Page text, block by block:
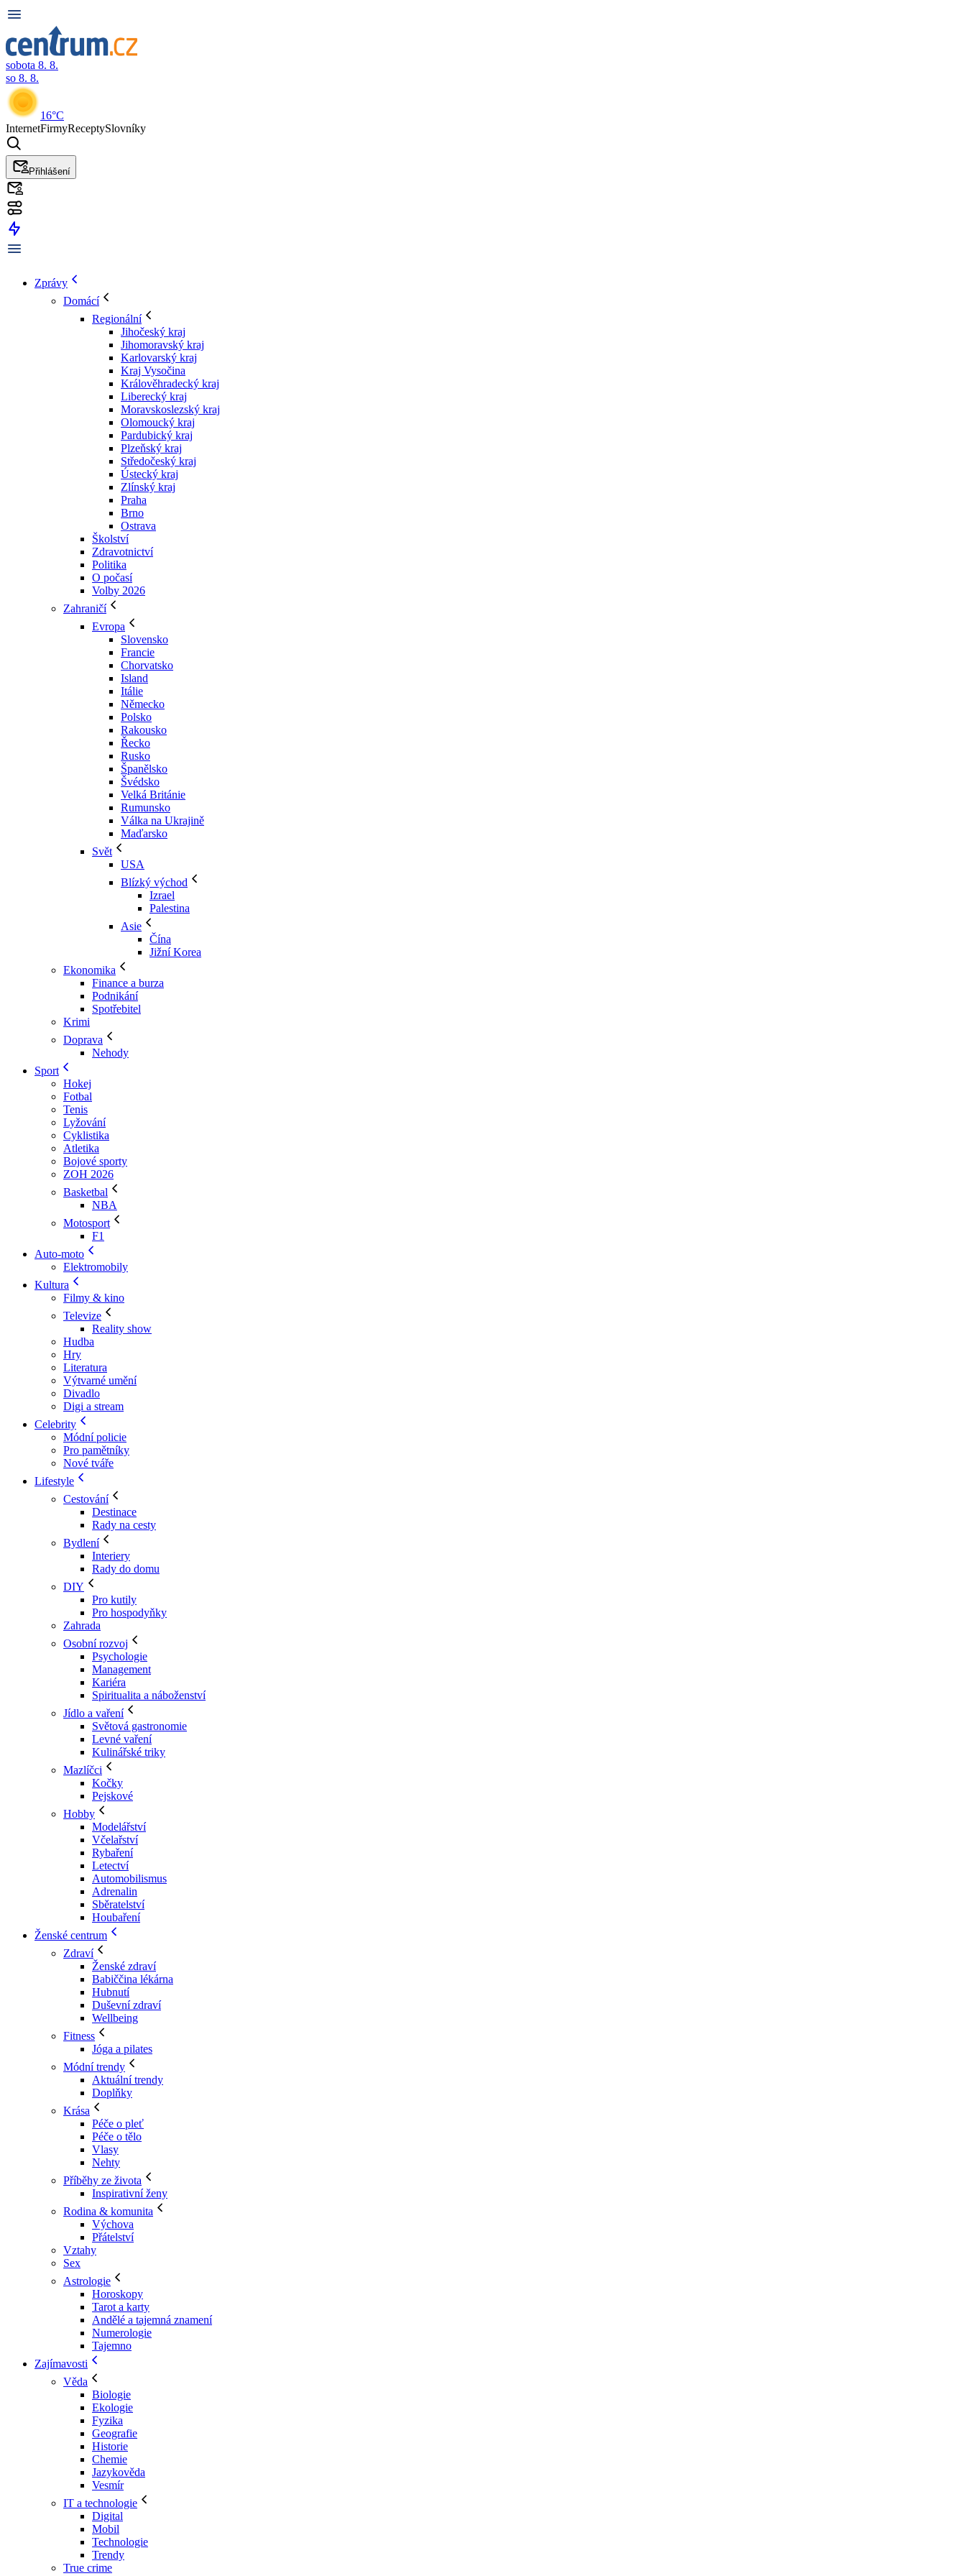
sobota 8. 8.
so 8. 8.
16°C
InternetFirmyReceptySlovníky
Přihlášení
Zprávy
Domácí
Regionální
Jihočeský kraj
Jihomoravský kraj
Karlovarský kraj
Kraj Vysočina
Králověhradecký kraj
Liberecký kraj
Moravskoslezský kraj
Olomoucký kraj
Pardubický kraj
Plzeňský kraj
Středočeský kraj
Ústecký kraj
Zlínský kraj
Praha
Brno
Ostrava
Školství
Zdravotnictví
Politika
O počasí
Volby 2026
Zahraničí
Evropa
Slovensko
Francie
Chorvatsko
Island
Itálie
Německo
Polsko
Rakousko
Řecko
Rusko
Španělsko
Švédsko
Velká Británie
Rumunsko
Válka na Ukrajině
Maďarsko
Svět
USA
Blízký východ
Izrael
Palestina
Asie
Čína
Jižní Korea
Ekonomika
Finance a burza
Podnikání
Spotřebitel
Krimi
Doprava
Nehody
Sport
Hokej
Fotbal
Tenis
Lyžování
Cyklistika
Atletika
Bojové sporty
ZOH 2026
Basketbal
NBA
Motosport
F1
Auto-moto
Elektromobily
Kultura
Filmy & kino
Televize
Reality show
Hudba
Hry
Literatura
Výtvarné umění
Divadlo
Digi a stream
Celebrity
Módní policie
Pro pamětníky
Nové tváře
Lifestyle
Cestování
Destinace
Rady na cesty
Bydlení
Interiery
Rady do domu
DIY
Pro kutily
Pro hospodyňky
Zahrada
Osobní rozvoj
Psychologie
Management
Kariéra
Spiritualita a náboženství
Jídlo a vaření
Světová gastronomie
Levné vaření
Kulinářské triky
Mazlíčci
Kočky
Pejskové
Hobby
Modelářství
Včelařství
Rybaření
Letectví
Automobilismus
Adrenalin
Sběratelství
Houbaření
Ženské centrum
Zdraví
Ženské zdraví
Babiččina lékárna
Hubnutí
Duševní zdraví
Wellbeing
Fitness
Jóga a pilates
Módní trendy
Aktuální trendy
Doplňky
Krása
Péče o pleť
Péče o tělo
Vlasy
Nehty
Příběhy ze života
Inspirativní ženy
Rodina & komunita
Výchova
Přátelství
Vztahy
Sex
Astrologie
Horoskopy
Tarot a karty
Andělé a tajemná znamení
Numerologie
Tajemno
Zajímavosti
Věda
Biologie
Ekologie
Fyzika
Geografie
Historie
Chemie
Jazykověda
Vesmír
IT a technologie
Digital
Mobil
Technologie
Trendy
True crime